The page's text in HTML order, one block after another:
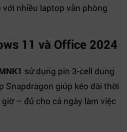
nhiều laptop văn phòng
11 và Office 2024
sử dụng pin 3-cell dung
Snapdragon giúp kéo dài thời
– đủ cho cả ngày làm việc